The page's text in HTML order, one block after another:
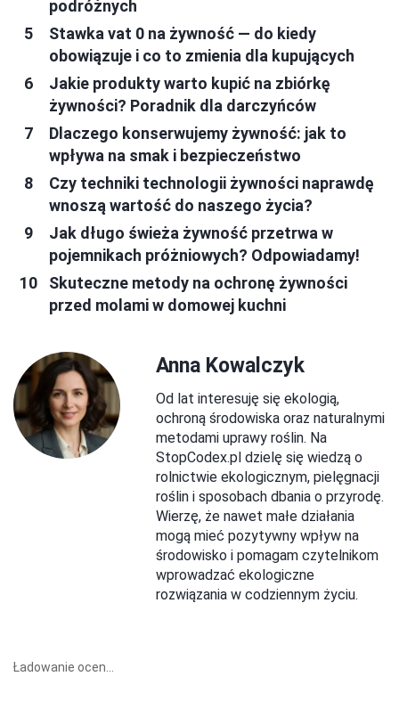
podróżnych
Stawka vat 0 na żywność — do kiedy
obowiązuje i co to zmienia dla kupujących
Jakie produkty warto kupić na zbiórkę
żywności? Poradnik dla darczyńców
Dlaczego konserwujemy żywność: jak to
wpływa na smak i bezpieczeństwo
Czy techniki technologii żywności naprawdę
wnoszą wartość do naszego życia?
Jak długo świeża żywność przetrwa w
pojemnikach próżniowych? Odpowiadamy!
Skuteczne metody na ochronę żywności
przed molami w domowej kuchni
Anna Kowalczyk
Od lat interesuję się ekologią,
ochroną środowiska oraz naturalnymi
metodami uprawy roślin. Na
StopCodex.pl dzielę się wiedzą o
rolnictwie ekologicznym, pielęgnacji
roślin i sposobach dbania o przyrodę.
Wierzę, że nawet małe działania
mogą mieć pozytywny wpływ na
środowisko i pomagam czytelnikom
wprowadzać ekologiczne
rozwiązania w codziennym życiu.
Ładowanie ocen...